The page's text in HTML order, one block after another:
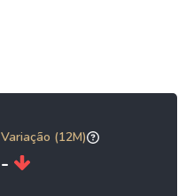
Variação (12M)
-